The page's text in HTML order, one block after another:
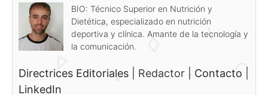
BIO: Técnico Superior en Nutrición y
Dietética, especializado en nutrición
deportiva y clínica. Amante de la tecnología y
la comunicación.
Directrices Editoriales Redactor Contacto
LinkedIn